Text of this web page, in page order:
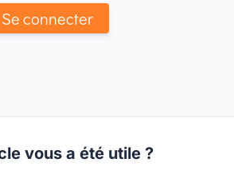
Se connecter
vous a été utile ?